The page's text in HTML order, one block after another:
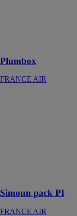
Plumbox
FRANCE AIR
Simoun pack PI
FRANCE AIR